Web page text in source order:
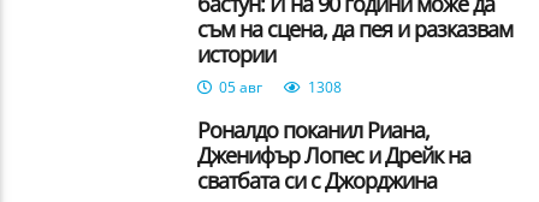
съм на сцена, да пея и разказвам
истории
05 авг 1308
Роналдо поканил Риана,
Дженифър Лопес и Дрейк на
сватбата си с Джорджина